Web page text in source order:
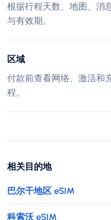
根据行程天数、地图、消
与有效期。
区域
付款前查看网络、激活和
程。
相关目的地
巴尔干地区 eSIM
科索沃 eSIM